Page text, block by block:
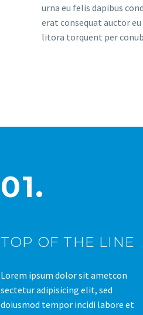
urna eu felis dapibus
erat consequat auctor
litora torquent per
01.
TOP OF THE LINE
Lorem ipsum dolor sit ametcon
sectetur adipisicing elit, sed
doiusmod tempor incidi labore et